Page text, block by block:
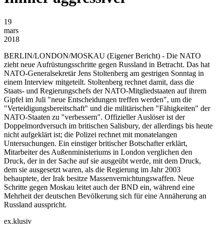
19
mars
2018
BERLIN/LONDON/MOSKAU (Eigener Bericht) - Die NATO
zieht neue Aufrüstungsschritte gegen Russland in Betracht. Das hat
NATO-Generalsekretär Jens Stoltenberg am gestrigen Sonntag in
einem Interview mitgeteilt. Stoltenberg rechnet damit, dass die
Staats- und Regierungschefs der NATO-Mitgliedstaaten auf ihrem
Gipfel im Juli "neue Entscheidungen treffen werden", um die
"Verteidigungsbereitschaft" und die militärischen "Fähigkeiten" der
NATO-Staaten zu "verbessern". Offizieller Auslöser ist der
Doppelmordversuch im britischen Salisbury, der allerdings bis heute
nicht aufgeklärt ist; die Polizei rechnet mit monatelangen
Untersuchungen. Ein einstiger britischer Botschafter erklärt,
Mitarbeiter des Außenministeriums in London verglichen den
Druck, der in der Sache auf sie ausgeübt werde, mit dem Druck,
dem sie ausgesetzt waren, als die Regierung im Jahr 2003
behauptete, der Irak besitze Massenvernichtungswaffen. Neue
Schritte gegen Moskau leitet auch der BND ein, während eine
Mehrheit der deutschen Bevölkerung sich für eine Annäherung an
Russland ausspricht.
ex.klusiv